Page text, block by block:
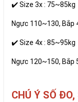
✔️ Size 3x : 75~85kg
Ngực 110~130, Bắp
✔️ Size 4x : 85~95kg
Ngực 120~150, Bắp
CHÚ Ý SỐ